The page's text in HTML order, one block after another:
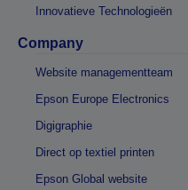
Innovatieve Technologieën
Company
Website managementteam
Epson Europe Electronics
Digigraphie
Direct op textiel printen
Epson Global website